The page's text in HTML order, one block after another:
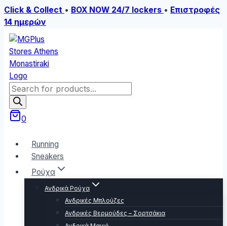
Click & Collect • BOX NOW 24/7 lockers • Επιστροφές
14 ημερών
Skip
to
content
Products
search
0
Running
Sneakers
Ρούχα
Ανδρικά Ρούχα
Ανδρικές Μπλούζες
Ανδρικές Βερμούδες – Σορτσάκια